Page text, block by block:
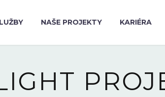
NAŠE PROJEKTY KARIÉRA